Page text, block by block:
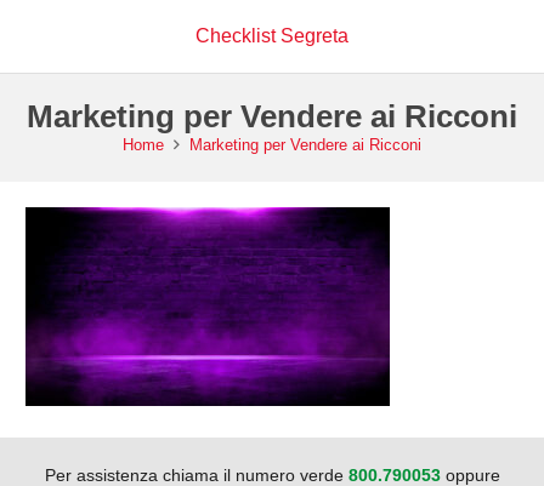
Checklist Segreta
Marketing per Vendere ai Ricconi
Home Marketing per Vendere ai Ricconi
Per assistenza chiama il numero verde 800.790053 oppure